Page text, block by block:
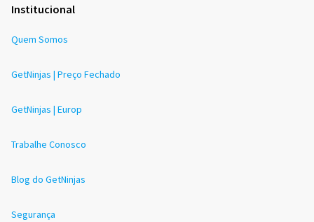
Institucional
Quem Somos
GetNinjas | Preço Fechado
GetNinjas | Europ
Trabalhe Conosco
Blog do GetNinjas
Segurança